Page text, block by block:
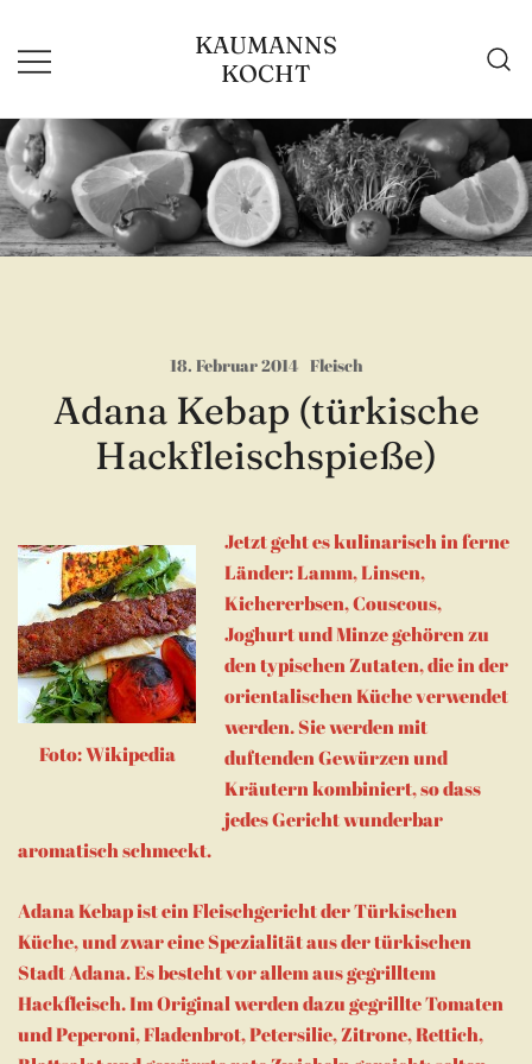
Inhalt
springen
KAUMANNS
KOCHT
18. Februar 2014 Fleisch
Adana Kebap (türkische
Hackfleischspieße)
Foto: Wikipedia
Jetzt geht es kulinarisch in ferne
Länder: Lamm, Linsen,
Kichererbsen, Couscous,
Joghurt und Minze gehören zu
den typischen Zutaten, die in der
orientalischen Küche verwendet
werden. Sie werden mit
duftenden Gewürzen und
Kräutern kombiniert, so dass
jedes Gericht wunderbar
aromatisch schmeckt.
Adana Kebap ist ein Fleischgericht der Türkischen
Küche, und zwar eine Spezialität aus der türkischen
Stadt Adana. Es besteht vor allem aus gegrilltem
Hackfleisch. Im Original werden dazu gegrillte Tomaten
und Peperoni, Fladenbrot, Petersilie, Zitrone, Rettich,